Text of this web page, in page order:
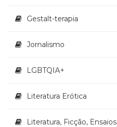
Gestalt-terapia
Jornalismo
LGBTQIA+
Literatura Erótica
Literatura, Ficção, Ensaios